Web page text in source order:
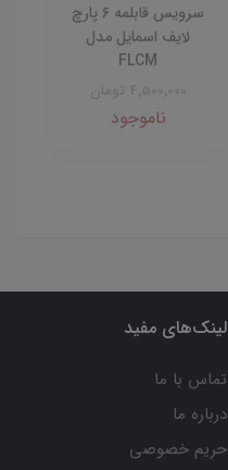
سرویس قابلمه 6 پارچ
لایف اسمایل مدل
FLCM
ناموجود
لینک‌های مفید
تماس با ما
درباره ما
حریم خصوصی